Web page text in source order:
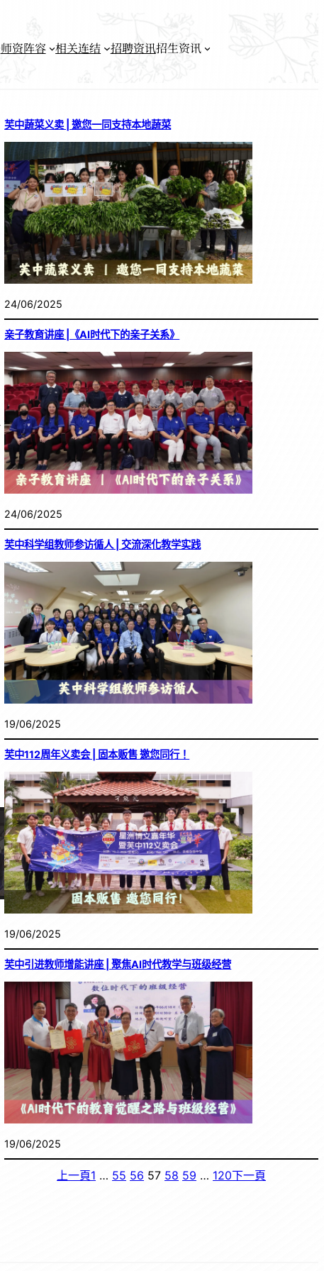
师资阵容 相关连结 招聘资讯招生资讯
芙中蔬菜义卖 | 邀您一同支持本地蔬菜
24/06/2025
亲子教育讲座 |《AI时代下的亲子关系》
24/06/2025
芙中科学组教师参访循人 | 交流深化教学实践
19/06/2025
芙中112周年义卖会 | 固本贩售 邀您同行！
19/06/2025
芙中引进教师增能讲座 | 聚焦AI时代教学与班级经营
19/06/2025
上一頁1 … 55 56 57 58 59 … 120下一頁